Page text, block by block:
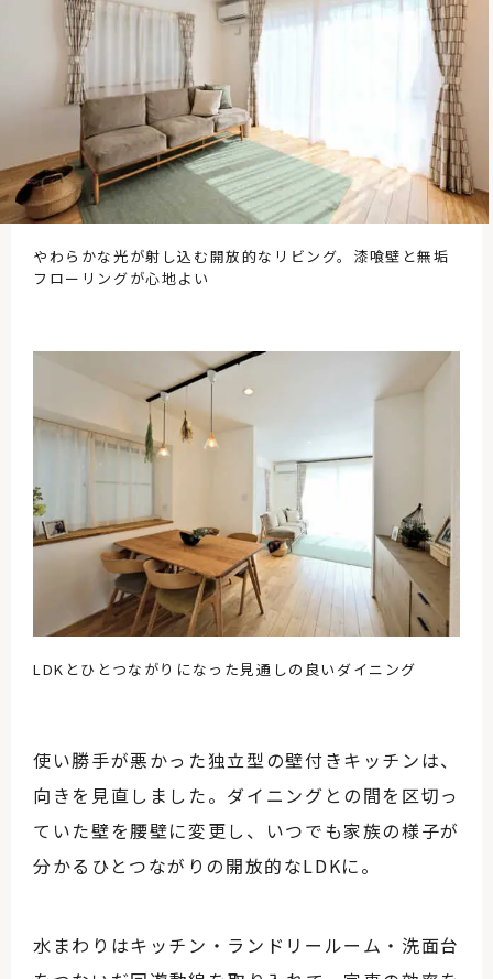
やわらかな光が射し込む開放的なリビング。漆喰壁と無垢
フローリングが心地よい
LDKとひとつながりになった見通しの良いダイニング
使い勝手が悪かった独立型の壁付きキッチンは、
向きを見直しました。ダイニングとの間を区切っ
ていた壁を腰壁に変更し、いつでも家族の様子が
分かるひとつながりの開放的なLDKに。
水まわりはキッチン・ランドリールーム・洗面台